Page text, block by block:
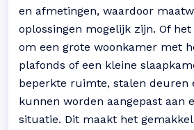
en afmetingen, waardoor
oplossingen mogelijk zijn. Of
om een grote woonkamer met
plafonds of een kleine
beperkte ruimte, stalen deuren
kunnen worden aangepast aan
situatie. Dit maakt het